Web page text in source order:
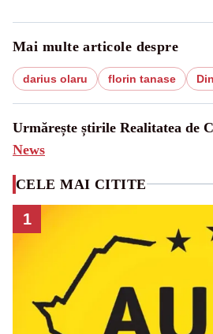
Mai multe articole despre
darius olaru florin tanase
Urmărește știrile Realitatea de
News
CELE MAI CITITE
1